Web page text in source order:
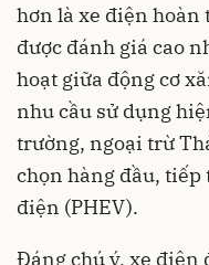
hơn là xe điện hoàn
được đánh giá cao
hoạt giữa động cơ
nhu cầu sử dụng
trường, ngoại trừ
chọn hàng đầu, tiếp
điện (PHEV).
Đáng chú ý, xe điện